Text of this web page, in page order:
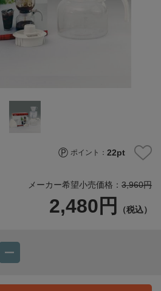
ポイント：22pt
メーカー希望小売価格：3,960円
2,480円 （税込）